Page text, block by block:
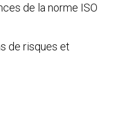
de la norme ISO
de risques et